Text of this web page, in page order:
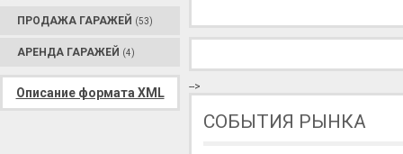
ПРОДАЖА ГАРАЖЕЙ (53)
АРЕНДА ГАРАЖЕЙ (4)
Описание формата XML -->
СОБЫТИЯ РЫНКА